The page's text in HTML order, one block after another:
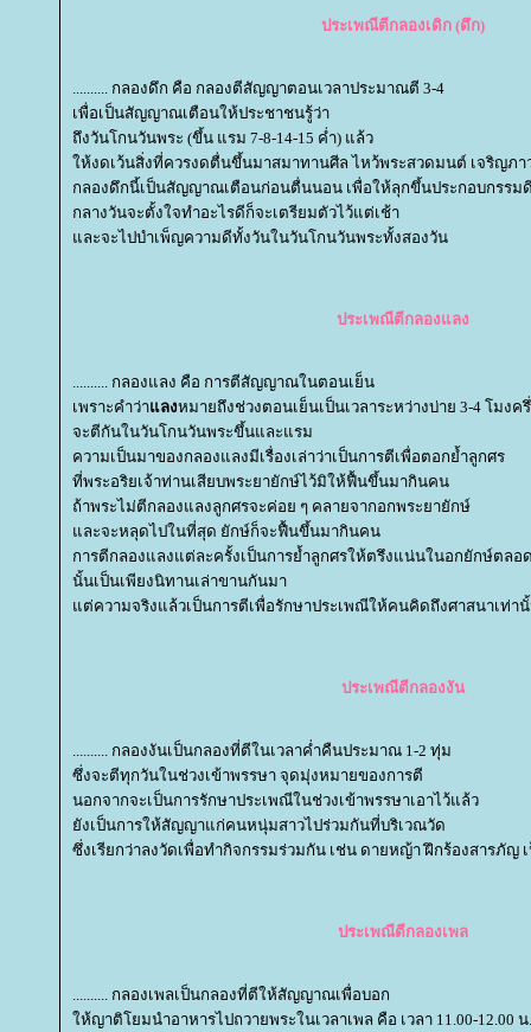
ประเพณีตีกลองเดิก (ดึก)
.......... กลองดึก คือ กลองตีสัญญาตอนเวลาประมาณตี 3-4
เพื่อเป็นสัญญาณเตือนให้ประชาชนรู้ว่า
ถึงวันโกนวันพระ (ขึ้น แรม 7-8-14-15 ค่ำ) แล้ว
ห้งดเว้นสิ่งที่ควรงดตื่นขึ้นมาสมาทานศีล ไหว้พระสวดมนต์ เจริญภา
กลองดึกนี้เป็นสัญญาณเตือนก่อนตื่นนอน เพื่อให้ลุกขึ้นประกอบกรรม
กลางวันจะตั้งใจทำอะไรดีก็จะเตรียมตัวไว้แต่เช้า
ละจะไปบำเพ็ญความดีทั้งวันในวันโกนวันพระทั้งสองวัน
ประเพณีตีกลองแลง
.......... กลองแลง คือ การตีสัญญาณในตอนเย็น
เพราะคำว่าลงหมายถึงช่วงตอนเย็นเป็นเวลาระหว่างบ่าย 3-4 โมงค
จะตีกันในวันโกนวันพระขึ้นและแรม
ความเป็นมาของกลองแลงมีเรื่องเล่าว่าเป็นการตีเพื่อตอกย้ำลูกศร
ที่พระอริยเจ้าท่านเสียบพระยายักษ์ไว้มิให้ฟื้นขึ้นมากินคน
ถ้าพระไม่ตีกลองแลงลูกศรจะค่อย ๆ คลายจากอกพระยายักษ์
ละจะหลุดไปในที่สุด ยักษ์ก็จะฟื้นขึ้นมากินคน
การตีกลองแลงแต่ละครั้งเป็นการย้ำลูกศรให้ตรึงแน่นในอกยักษ์ตลอ
นั้นเป็นเพียงนิทานเล่าขานกันมา
ต่ความจริงแล้วเป็นการตีเพื่อรักษาประเพณีให้คนคิดถึงศาสนาเท่า
ประเพณีตีกลองงัน
.......... กลองงันเป็นกลองที่ตีในเวลาค่ำคืนประมาณ 1-2 ทุ่ม
ซึ่งจะตีทุกวันในช่วงเข้าพรรษา จุดมุ่งหมายของการตี
นอกจากจะเป็นการรักษาประเพณีในช่วงเข้าพรรษาเอาไว้แล้ว
ังเป็นการให้สัญญาแก่คนหนุ่มสาวไปร่วมกันที่บริเวณวัด
ซึ่งเรียกว่าลงวัดเพื่อทำกิจกรรมร่วมกัน เช่น ดายหญ้า ฝึกร้องสารภัญ
ประเพณีตีกลองเพล
.......... กลองเพลเป็นกลองที่ตีให้สัญญาณเพื่อบอก
ห้ญาติโยมนำอาหารไปถวายพระในเวลาเพล คือ เวลา 11.00-12.00 น.